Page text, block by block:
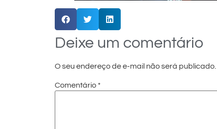
Deixe um comentário
O seu endereço de e-mail não será publicado.
Comentário *